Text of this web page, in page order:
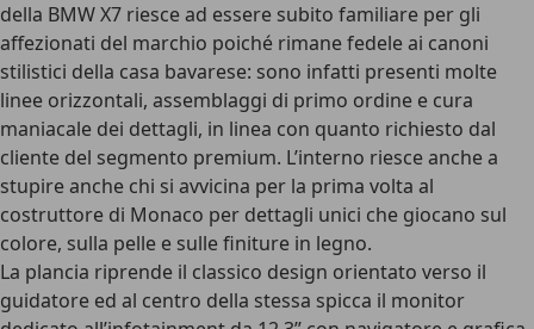
della BMW X7 riesce ad essere subito familiare per gli
affezionati del marchio poiché rimane fedele ai canoni
stilistici della casa bavarese: sono infatti presenti molte
linee orizzontali, assemblaggi di primo ordine e cura
maniacale dei dettagli, in linea con quanto richiesto dal
cliente del segmento premium. L’interno riesce anche a
stupire anche chi si avvicina per la prima volta al
costruttore di Monaco per dettagli unici che giocano sul
colore, sulla pelle e sulle finiture in legno.
La plancia riprende il classico design orientato verso il
guidatore ed al centro della stessa spicca il monitor